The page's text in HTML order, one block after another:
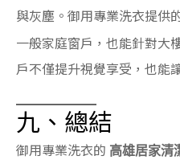
與灰塵。御用專業洗衣提供
一般家庭窗戶，也能針對大
戶不僅提升視覺享受，也能
九、總結
御用專業洗衣的 高雄居家清